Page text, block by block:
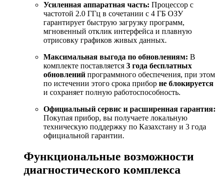
Усиленная аппаратная часть: Процессор с
частотой 2.0 ГГц в сочетании с 4 ГБ ОЗУ
гарантирует быструю загрузку программ,
мгновенный отклик интерфейса и плавную
отрисовку графиков живых данных.
Максимальная выгода по обновлениям: В
комплекте поставляется 3 года бесплатных
обновлений программного обеспечения, при этом
по истечении этого срока прибор не блокируется
и сохраняет полную работоспособность.
Официальный сервис и расширенная гарантия:
Покупая прибор, вы получаете локальную
техническую поддержку по Казахстану и 3 года
официальной гарантии.
Функциональные возможности
диагностического комплекса